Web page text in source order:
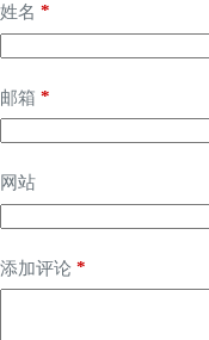
姓名 *
邮箱 *
网站
添加评论 *